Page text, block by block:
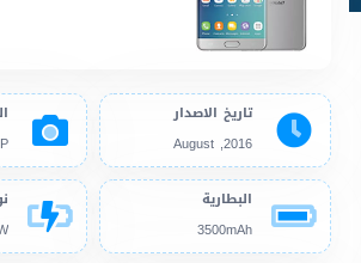
تاريخ الاصدار
2016, August
البطارية
3500mAh